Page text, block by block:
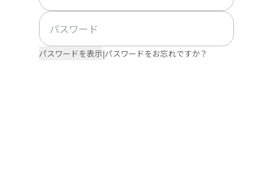
パスワードを表示|パスワードをお忘れですか？